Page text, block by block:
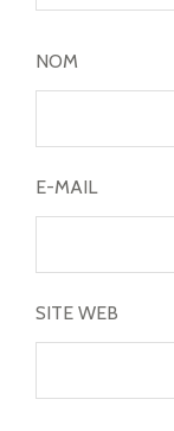
NOM
E-MAIL
SITE WEB